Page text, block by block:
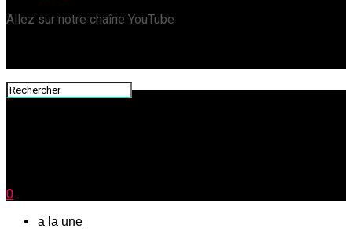
Allez sur notre chaîne YouTube
0
a la une